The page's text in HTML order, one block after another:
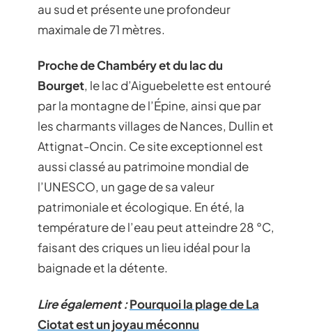
au sud et présente une profondeur
maximale de 71 mètres.
Proche de Chambéry et du lac du
Bourget, le lac d’Aiguebelette est entouré
par la montagne de l’Épine, ainsi que par
les charmants villages de Nances, Dullin et
Attignat-Oncin. Ce site exceptionnel est
aussi classé au patrimoine mondial de
l’UNESCO, un gage de sa valeur
patrimoniale et écologique. En été, la
température de l’eau peut atteindre 28 °C,
faisant des criques un lieu idéal pour la
baignade et la détente.
Lire également :Pourquoi la plage de La
Ciotat est un joyau méconnu